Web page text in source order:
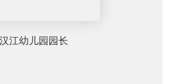
汉江幼儿园园长